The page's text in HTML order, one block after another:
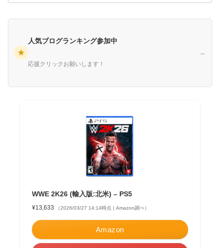
★
人気ブログランキング参加中
応援クリックお願いします！
→
WWE 2K26 (輸入版:北米) – PS5
¥13,633 （2026/03/27 14:14時点 | Amazon調べ）
Amazon